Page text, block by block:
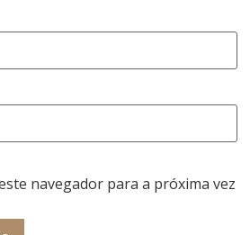
navegador para a próxima vez